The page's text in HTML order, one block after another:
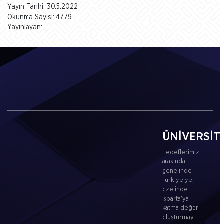
Yayın Tarihi: 30.5.2022
Okunma Sayısı: 4779
Yayınlayan:
Hedeflerimiz
arasında
genelinde
Türkiye’ye,
özelinde
Isparta’ya
katma değer
oluşturmayı